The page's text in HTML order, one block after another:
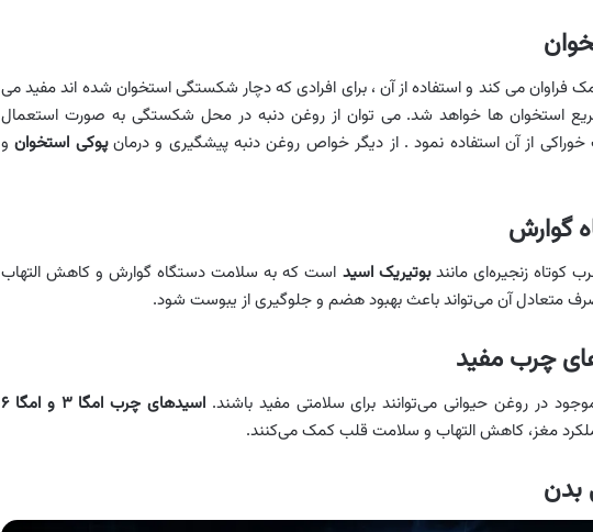
فراوان می کند و استفاده از آن ، برای افرادی که دچار شکستگی استخوان شده اند مفید می
استخوان ها خواهد شد. می توان از روغن دنبه در محل شکستگی به صورت استعمال
از آن استفاده نمود . از دیگر خواص روغن دنبه پیشگیری و درمانپوکی استخوانو
گوارش
کوتاه زنجیره‌ای مانندبوتیریک اسید است که به سلامت دستگاه گوارش و کاهش التهاب
متعادل آن می‌تواند باعث بهبود هضم و جلوگیری از یبوست شود.
چرب مفید
در روغن حیوانی می‌توانند برای سلامتی مفید باشند. اسیدهای چرب امگا۳ و امگا۶
مغز، کاهش التهاب و سلامت قلب کمک می‌کنند.
بدن